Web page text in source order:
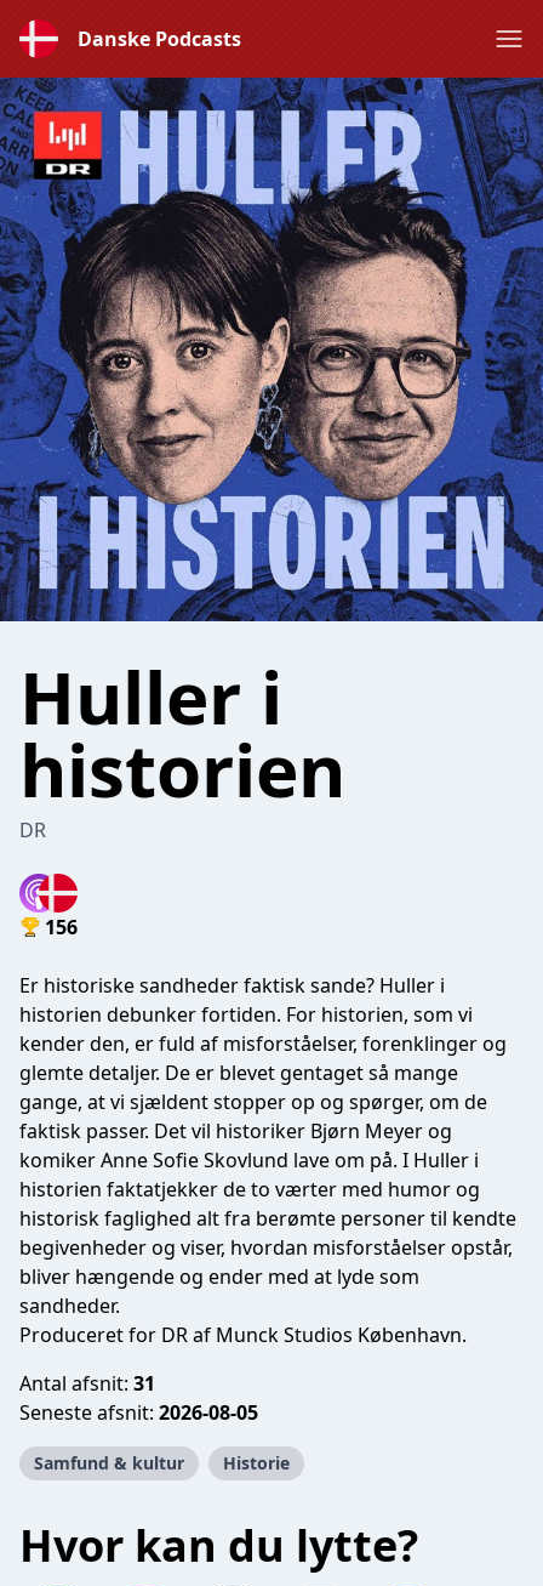
Danske Podcasts
Huller i
historien
DR
156
Er historiske sandheder faktisk sande? Huller i
historien debunker fortiden. For historien, som vi
kender den, er fuld af misforståelser, forenklinger og
glemte detaljer. De er blevet gentaget så mange
gange, at vi sjældent stopper op og spørger, om de
faktisk passer. Det vil historiker Bjørn Meyer og
komiker Anne Sofie Skovlund lave om på. I Huller i
historien faktatjekker de to værter med humor og
historisk faglighed alt fra berømte personer til kendte
begivenheder og viser, hvordan misforståelser opstår,
bliver hængende og ender med at lyde som
sandheder.
Produceret for DR af Munck Studios København.
Antal afsnit: 31
Seneste afsnit: 2026-08-05
Samfund & kultur Historie
Hvor kan du lytte?